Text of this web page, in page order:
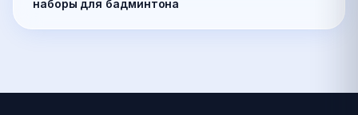
наборы для бадминтона